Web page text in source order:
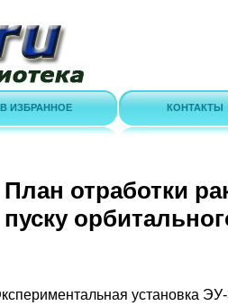
В ИЗБРАННОЕ КОНТАКТЫ
План отработки
пуску
установка